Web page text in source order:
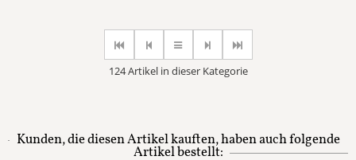
124 Artikel in dieser Kategorie
Kunden, die diesen Artikel kauften, haben auch folgende
Artikel bestellt: